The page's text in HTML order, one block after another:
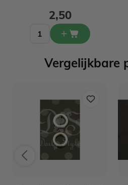
2,50
Vergelijkbare